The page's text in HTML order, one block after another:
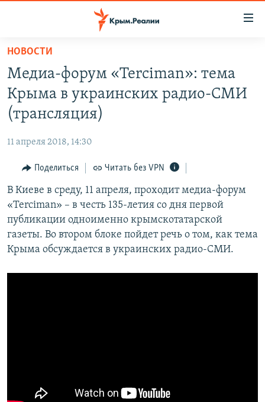
Вернуться
основному
содержанию
Вернутся
главной
навигации
Вернутся
поиску
СПЕЦПРОЕКТЫ
11 ЛЕТ ОККУПАЦИИ КРЫМА. 11 ИСТОРИЙ СОПРОТИВЛЕНИЯ
ВОДА
ЕЩЕ
ИНТЕРАКТИВ
ИНФОГРАФИКА
ТЕЛЕПРОЕКТ КРЫМ.РЕАЛИИ
СОВЕТЫ ПРАВОЗАЩИТНИКОВ
ПРОПАВШИЕ БЕЗ ВЕСТИ
РАДІО СВОБОДА
КАК ОБОЙТИ БЛОКИРОВКУ
Українською
Qırımtatar
ПРИСОЕДИНЯЙТЕСЬ!
НОВОСТИ
Медиа-форум «Terciman»: тема
Крыма в украинских радио-СМИ
(трансляция)
11 апреля 2018, 14:30
Поделиться Читать без VPN
В Киеве в среду, 11 апреля, проходит медиа-форум
«Terciman» – в честь 135-летия со дня первой
публикации одноименно крымскотатарской
газеты. Во втором блоке пойдет речь о том, как тема
Крыма обсуждается в украинских радио-СМИ.